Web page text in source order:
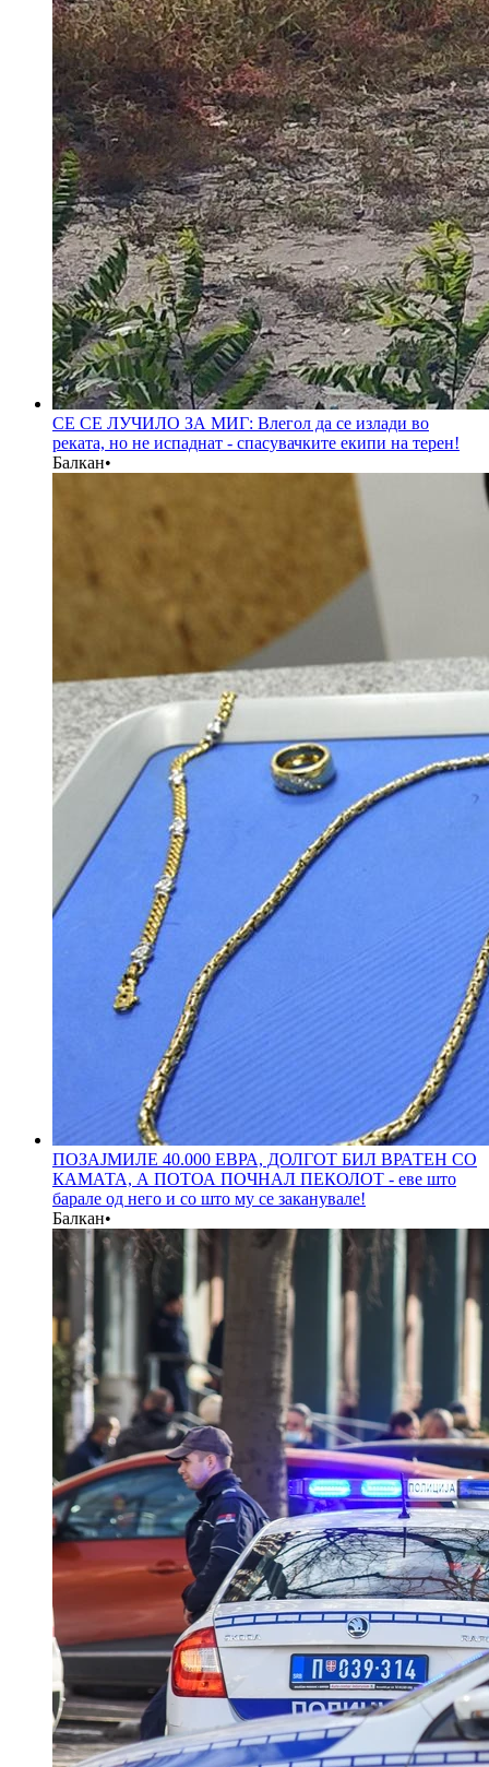
СЕ СЕ ЛУЧИЛО ЗА МИГ: Влегол да се излади во
реката, но не испаднат - спасувачките екипи на терен!
Балкан•
ПОЗАЈМИЛЕ 40.000 ЕВРА, ДОЛГОТ БИЛ ВРАТЕН СО
КАМАТА, А ПОТОА ПОЧНАЛ ПЕКОЛОТ - еве што
барале од него и со што му се заканувале!
Балкан•